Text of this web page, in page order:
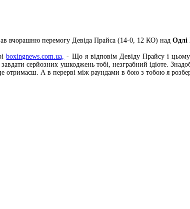
вчорашню перемогу Девіда Прайса (14-0, 12 КО) над Одлі
boxingnews.com.ua, - Що я відповім Девіду Прайсу і
серйозних ушкоджень тобі, незграбний ідіоте.
А в перерві між раундами в бою з тобою я